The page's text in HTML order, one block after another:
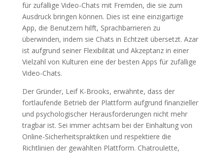
für zufällige Video-Chats mit Fremden, die sie zum
Ausdruck bringen können. Dies ist eine einzigartige
App, die Benutzern hilft, Sprachbarrieren zu
überwinden, indem sie Chats in Echtzeit übersetzt. Azar
ist aufgrund seiner Flexibilität und Akzeptanz in einer
Vielzahl von Kulturen eine der besten Apps für zufällige
Video-Chats.
Der Gründer, Leif K-Brooks, erwähnte, dass der
fortlaufende Betrieb der Plattform aufgrund finanzieller
und psychologischer Herausforderungen nicht mehr
tragbar ist. Sei immer achtsam bei der Einhaltung von
Online-Sicherheitspraktiken und respektiere die
Richtlinien der gewählten Plattform. Chatroulette,